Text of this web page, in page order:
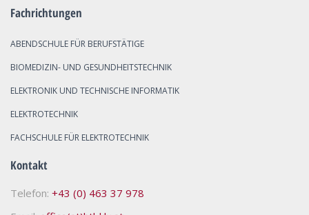
Fachrichtungen
ABENDSCHULE FÜR BERUFSTÄTIGE
BIOMEDIZIN- UND GESUNDHEITSTECHNIK
ELEKTRONIK UND TECHNISCHE INFORMATIK
ELEKTROTECHNIK
FACHSCHULE FÜR ELEKTROTECHNIK
Kontakt
Telefon: +43 (0) 463 37 978